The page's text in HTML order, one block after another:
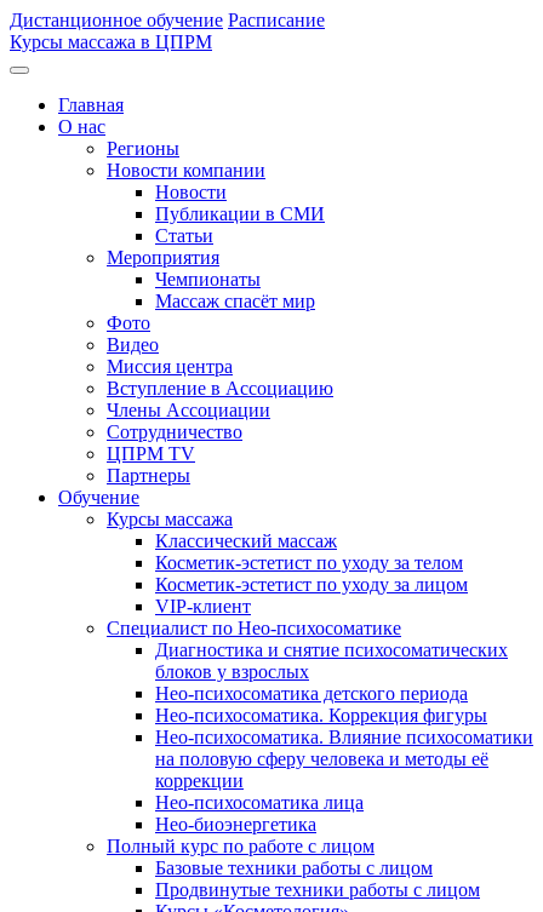
Дистанционное обучение Расписание
Курсы массажа в ЦПРМ
Главная
О нас
Регионы
Новости компании
Новости
Публикации в СМИ
Статьи
Мероприятия
Чемпионаты
Массаж спасёт мир
Фото
Видео
Миссия центра
Вступление в Ассоциацию
Члены Ассоциации
Сотрудничество
ЦПРМ TV
Партнеры
Oбучение
Курсы массажа
Классический массаж
Косметик-эстетист по уходу за телом
Косметик-эстетист по уходу за лицом
VIP-клиент
Специалист по Нео-психосоматике
Диагностика и снятие психосоматических
блоков у взрослых
Нео-психосоматика детского периода
Нео-психосоматика. Коррекция фигуры
Нео-психосоматика. Влияние психосоматики
на половую сферу человека и методы её
коррекции
Нео-психосоматика лица
Нео-биоэнергетика
Полный курс по работе с лицом
Базовые техники работы с лицом
Продвинутые техники работы с лицом